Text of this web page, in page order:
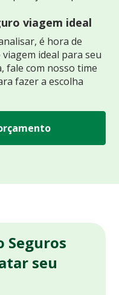
viagem ideal
é hora de
ideal para seu
fale com nosso time
fazer a escolha
Seguros
seu